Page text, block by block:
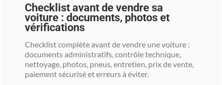
Checklist avant de vendre sa
voiture : documents, photos et
vérifications
Checklist complète avant de vendre une voiture :
documents administratifs, contrôle technique,
nettoyage, photos, pneus, entretien, prix de vente,
paiement sécurisé et erreurs à éviter.